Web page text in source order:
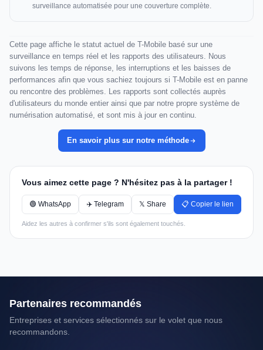
surveillance automatisée pour une couverture complète.
Cette page affiche le statut actuel de T-Mobile basé sur une
surveillance en temps réel et les rapports des utilisateurs. Nous
suivons les temps de réponse, les interruptions et les baisses de
performances afin que vous sachiez toujours si T-Mobile est en panne
ou rencontre des problèmes. Les rapports sont collectés auprès
d'utilisateurs du monde entier ainsi que par notre propre système de
numérisation automatisé, et sont mis à jour en continu.
En savoir plus sur notre méthode
Vous aimez cette page ? N'hésitez pas à la partager !
🟢 WhatsApp ✈️ Telegram 𝕏 Share 📋 Copier le lien
Aidez les autres à confirmer s'ils sont également touchés.
Partenaires recommandés
Entreprises et services sélectionnés sur le volet que nous
recommandons.